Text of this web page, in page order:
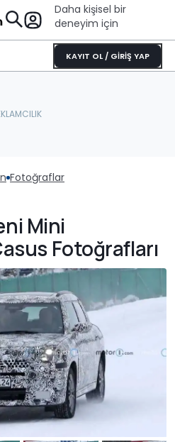
Daha kişisel bir
deneyim için
KAYIT OL / GİRİŞ YAP
Fotoğraflar
Mini
Fotoğrafları